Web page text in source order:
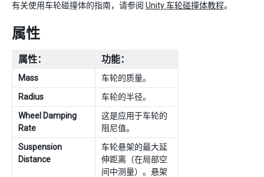
有关使用车轮碰撞体的指南，请参阅 Unity 车轮碰撞体教程。
属性
属性： 功能：
Mass
车轮的质量。
Radius
车轮的半径。
Wheel Damping
Rate
这是应用于车轮的
阻尼值。
Suspension
Distance
车轮悬架的最大延
伸距离（在局部空
间中测量）。悬架